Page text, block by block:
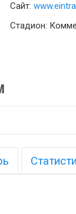
Сайт:
Стадион: